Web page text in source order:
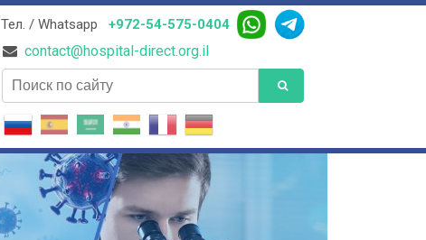
Тел. / Whatsapp +972-54-575-0404
contact@hospital-direct.org.il
поиск